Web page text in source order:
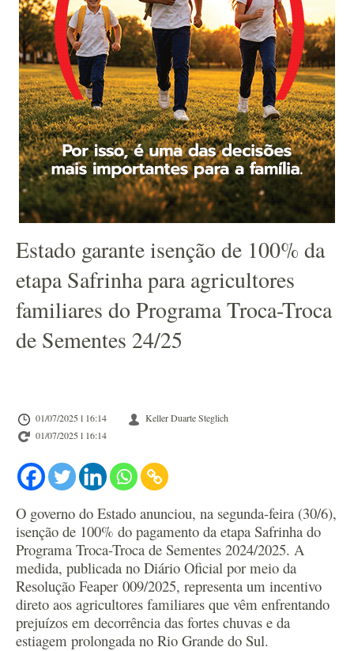
Estado garante isenção de 100% da
etapa Safrinha para agricultores
familiares do Programa Troca-Troca
de Sementes 24/25
01/07/2025 l 16:14
Keller Duarte Steglich
01/07/2025 l 16:14
O governo do Estado anunciou, na segunda-feira (30/6),
isenção de 100% do pagamento da etapa Safrinha do
Programa Troca-Troca de Sementes 2024/2025. A
medida, publicada no Diário Oficial por meio da
Resolução Feaper 009/2025, representa um incentivo
direto aos agricultores familiares que vêm enfrentando
prejuízos em decorrência das fortes chuvas e da
estiagem prolongada no Rio Grande do Sul.